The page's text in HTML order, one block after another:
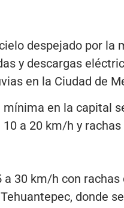
despejado por la
y descargas
en la Ciudad de
en la capital
a 20 km/h y
30 km/h con
donde